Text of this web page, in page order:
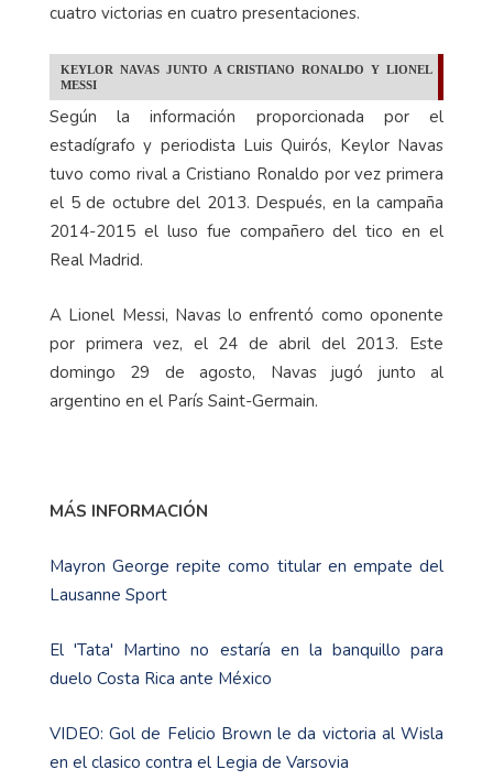
cuatro victorias en cuatro presentaciones.
KEYLOR NAVAS JUNTO A CRISTIANO RONALDO Y LIONEL
MESSI
Según la información proporcionada por el
estadígrafo y periodista Luis Quirós, Keylor Navas
tuvo como rival a Cristiano Ronaldo por vez primera
el 5 de octubre del 2013. Después, en la campaña
2014-2015 el luso fue compañero del tico en el
Real Madrid.
A Lionel Messi, Navas lo enfrentó como oponente
por primera vez, el 24 de abril del 2013. Este
domingo 29 de agosto, Navas jugó junto al
argentino en el París Saint-Germain.
MÁS INFORMACIÓN
Mayron George repite como titular en empate del
Lausanne Sport
El 'Tata' Martino no estaría en la banquillo para
duelo Costa Rica ante México
VIDEO: Gol de Felicio Brown le da victoria al Wisla
en el clasico contra el Legia de Varsovia